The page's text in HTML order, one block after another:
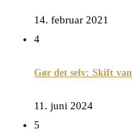
14. februar 2021
4
Gør det selv: Skift
11. juni 2024
5